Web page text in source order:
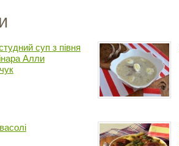
суп з півня
Алли